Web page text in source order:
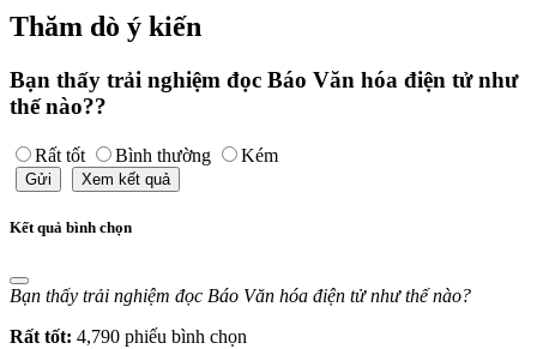
Thăm dò ý kiến
Bạn thấy trải nghiệm đọc Báo Văn hóa điện tử như
thế nào??
Rất tốt Bình thường Kém
Gửi Xem kết quả
Kết quả bình chọn
Bạn thấy trải nghiệm đọc Báo Văn hóa điện tử như thế nào?
Rất tốt: 4,790 phiếu bình chọn